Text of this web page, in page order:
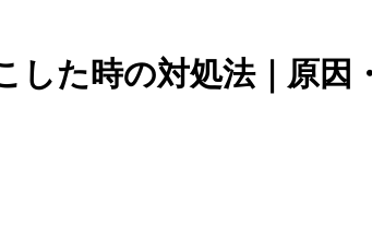
した時の対処法｜原因